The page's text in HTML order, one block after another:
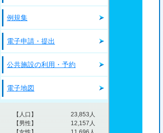
例規集
電子申請・提出
公共施設の利用・予約
電子地図